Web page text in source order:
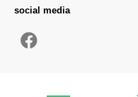
social media